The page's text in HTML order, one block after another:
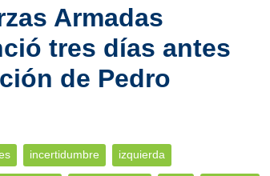
Armadas
tres días antes
de Pedro
incertidumbre izquierda